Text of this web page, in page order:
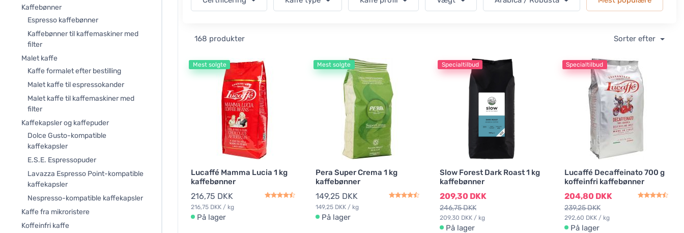
Kaffebønner
Espresso kaffebønner
Kaffebønner til kaffemaskiner med
filter
Malet kaffe
Kaffe formalet efter bestilling
Malet kaffe til espressokander
Malet kaffe til kaffemaskiner med
filter
Kaffekapsler og kaffepuder
Dolce Gusto-kompatible
kaffekapsler
E.S.E. Espressopuder
Lavazza Espresso Point-kompatible
kaffekapsler
Nespresso-kompatible kaffekapsler
Kaffe fra mikroristere
Koffeinfri kaffe
168 produkter Sorter efter
Mest solgte
Lucaffé Mamma Lucia 1 kg
kaffebønner
216,75 DKK
216,75 DKK / kg
På lager
Mest solgte
Pera Super Crema 1 kg
kaffebønner
149,25 DKK
149,25 DKK / kg
På lager
Specialtilbud
Slow Forest Dark Roast 1 kg
kaffebønner
209,30 DKK
246,75 DKK
209,30 DKK / kg
På lager
Specialtilbud
Lucaffé Decaffeinato 700 g
koffeinfri kaffebønner
204,80 DKK
239,25 DKK
292,60 DKK / kg
På lager